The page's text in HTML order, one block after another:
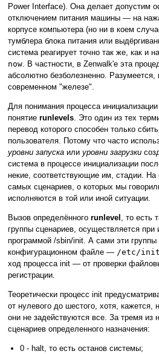
Power Interface). Она делает допустим
отключением питания машины — на
корпусе компьютера (но ни в коем
тумблера блока питания или
система реагирует точно так же, как и
now. В частности, в Zenwalk'е эта
абсолютно безболезненно.
современном "железе".
Для понимания процесса
понятие runlevels. Это один из тех
перевод которого способен только
пользователя. Потому что часто
уровни запуска или уровни загрузки
система в процессе инициализации
некие, соответствующие им, стадии.
самых сценариев, о которых мы
исполняются в той или иной ситуации.
Вызов определённого runlevel , то есть
группы сценариев, осуществляется при
программой /sbin/init. А сами эти
конфигурационном файле — /etc/
ход процесса init — от проверки
регистрации.
Теоретически процесс init
от нулевого до шестого, хотя, кажется,
они не задействуются все. За тремя из
сценариев определенного назначения:
0 - halt, то есть останов системы;